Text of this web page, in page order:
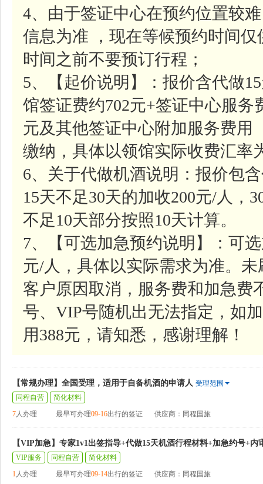
4、由于签证中心在预约位置较
信息为准 ，现在等候预约时间
时间之前不要预订行程；
5、【起价说明】：报价含代做
馆签证费约702元+签证中心服务
元及其他签证中心附加服务费用
缴纳，具体以领馆实际收费汇率
6、关于代做机酒说明：报价包
15天不足30天的加收200元/人，
不足10天部分按照10天计算。
7、【可选加急预约说明】：可
元/人，具体以实际需求为准。
客户原因取消，服务费和加急费
号、VIP号随机出无法指定，如
用388元，请知悉，感谢理解！
【常规办理】全国受理，适用于自备机酒的申请人 受理范围
同程自营
简化材料
7人办理 最早可办理09-16出行的签证 供应商：同程国旅
【VIP加急】专家1v1出签指导+代做15天机酒行程材料+加急约号+内
VIP服务 同程自营
简化材料
1人办理 最早可办理09-14出行的签证 供应商：同程国旅